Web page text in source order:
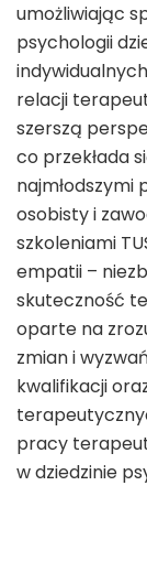
umożliwiając
psychologii
relacji
szerszą
co przekłada
najmłodszymi
osobisty i
szkoleniami
empatii –
skuteczność
oparte na
zmian i
kwalifikacji
pracy
w dziedzinie